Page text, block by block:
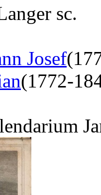
sc.
Josef
(1772-